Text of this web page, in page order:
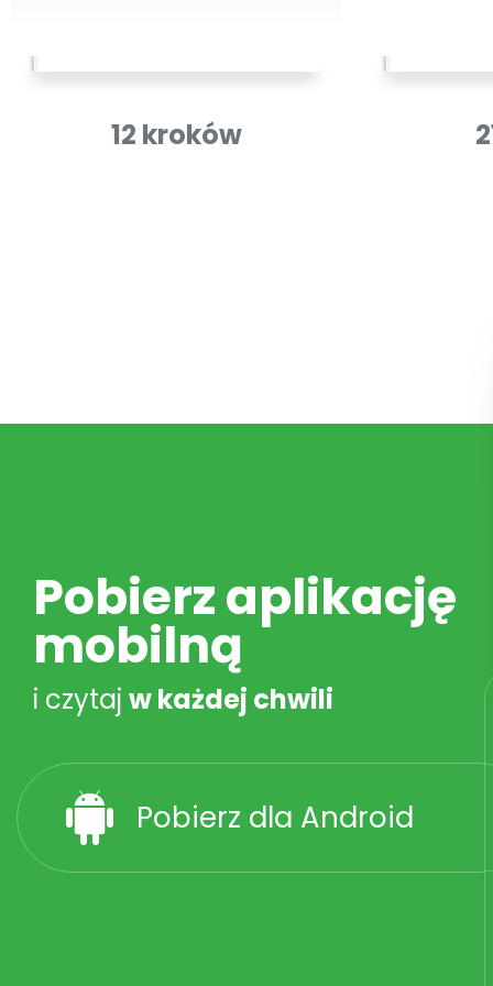
12 kroków
Pobierz aplikację
mobilną
i czytaj w każdej chwili
Pobierz dla Android